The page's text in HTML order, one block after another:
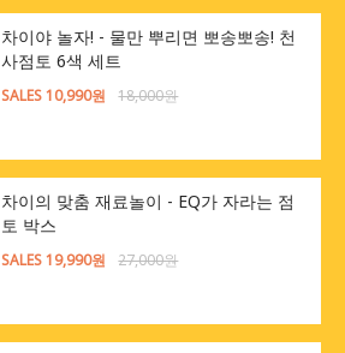
차이야 놀자! - 물만 뿌리면 뽀송뽀송! 천
사점토 6색 세트
SALES 10,990원 18,000원
차이의 맞춤 재료놀이 - EQ가 자라는 점
토 박스
SALES 19,990원 27,000원